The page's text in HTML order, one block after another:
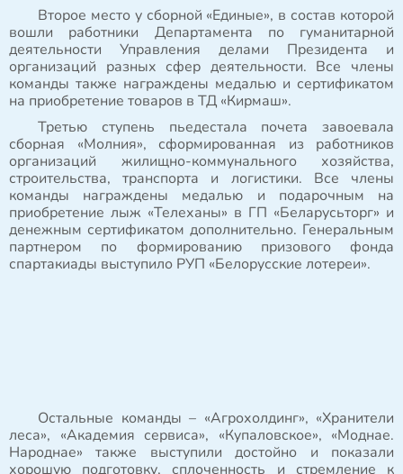
Второе место у сборной «Единые», в состав которой
вошли работники Департамента по гуманитарной
деятельности Управления делами Президента и
организаций разных сфер деятельности. Все члены
команды также награждены медалью и сертификатом
на приобретение товаров в ТД «Кирмаш».
Третью ступень пьедестала почета завоевала
сборная «Молния», сформированная из работников
организаций жилищно-коммунального хозяйства,
строительства, транспорта и логистики. Все члены
команды награждены медалью и подарочным на
приобретение лыж «Телеханы» в ГП «Беларусьторг» и
денежным сертификатом дополнительно. Генеральным
партнером по формированию призового фонда
спартакиады выступило РУП «Белорусские лотереи».
Остальные команды – «Агрохолдинг», «Хранители
леса», «Академия сервиса», «Купаловское», «Моднае.
Народнае» также выступили достойно и показали
хорошую подготовку, сплоченность и стремление к